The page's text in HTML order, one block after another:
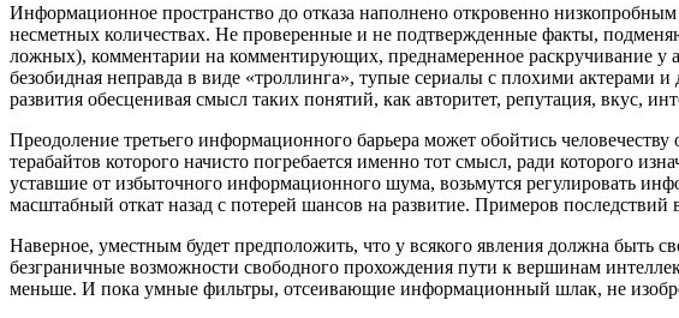
Информационное пространство до отказа наполнено откровенно
несметных количествах. Не проверенные и не подтвержденные факты,
ложных), комментарии на комментирующих, преднамеренное раскручивание у
безобидная неправда в виде «троллинга», тупые сериалы с плохими
развития обесценивая смысл таких понятий, как авторитет, репутация, вкус,
Преодоление третьего информационного барьера может обойтись
терабайтов которого начисто погребается именно тот смысл, ради которого
уставшие от избыточного информационного шума, возьмутся регулировать
масштабный откат назад с потерей шансов на развитие. Примеров последствий
Наверное, уместным будет предположить, что у всякого явления должна быть
безграничные возможности свободного прохождения пути к вершинам
меньше. И пока умные фильтры, отсеивающие информационный шлак, не